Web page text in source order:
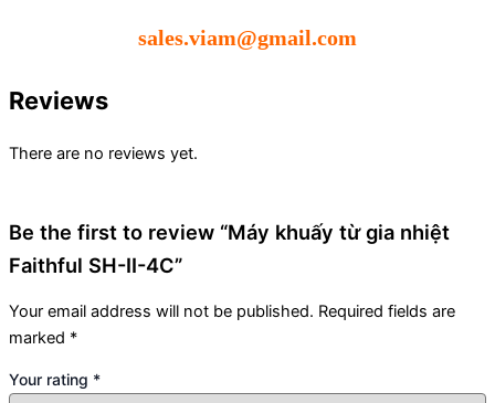
sales.viam@gmail.com
Reviews
There are no reviews yet.
Be the first to review “Máy khuấy từ gia nhiệt
Faithful SH-II-4C”
Your email address will not be published. Required fields are
marked *
Your rating *